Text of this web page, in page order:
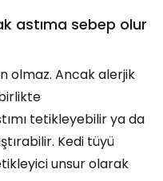
astıma sebep olur
olmaz. Ancak alerjik
tetikleyebilir ya da
Kedi tüyü
unsur olarak